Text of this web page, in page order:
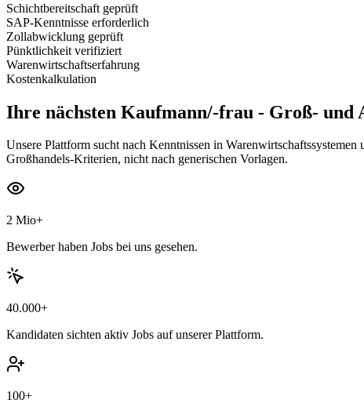
Schichtbereitschaft geprüft
SAP-Kenntnisse erforderlich
Zollabwicklung geprüft
Pünktlichkeit verifiziert
Warenwirtschaftserfahrung
Kostenkalkulation
Ihre nächsten Kaufmann/-frau - Groß- und
Unsere Plattform sucht nach Kenntnissen in
Großhandels-Kriterien, nicht nach generischen Vorlagen.
2 Mio+
Bewerber haben Jobs bei uns gesehen.
40.000+
Kandidaten sichten aktiv Jobs auf unserer Plattform.
100+